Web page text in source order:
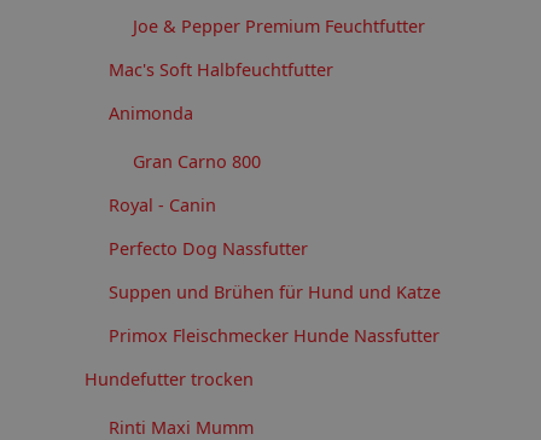
Joe & Pepper Premium Feuchtfutter
Mac's Soft Halbfeuchtfutter
Animonda
Gran Carno 800
Royal - Canin
Perfecto Dog Nassfutter
Suppen und Brühen für Hund und Katze
Primox Fleischmecker Hunde Nassfutter
Hundefutter trocken
Rinti Maxi Mumm